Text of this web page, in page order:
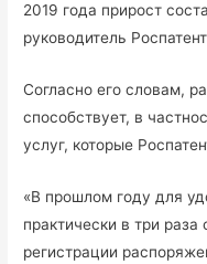
2019 года прирост
руководитель
Согласно его словам,
способствует, в
услуг, которые
«В прошлом году для
практически в три раза
регистрации